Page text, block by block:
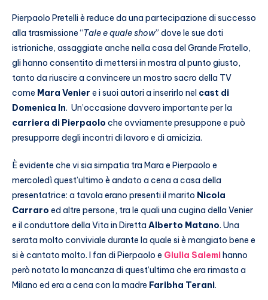
Pierpaolo Pretelli è reduce da una partecipazione di successo
alla trasmissione “Tale e quale show” dove le sue doti
istrioniche, assaggiate anche nella casa del Grande Fratello,
gli hanno consentito di mettersi in mostra al punto giusto,
tanto da riuscire a convincere un mostro sacro della TV
come Mara Venier e i suoi autori a inserirlo nel cast di
Domenica In. Un’occasione davvero importante per la
carriera di Pierpaolo che ovviamente presuppone e può
presupporre degli incontri di lavoro e di amicizia.
È evidente che vi sia simpatia tra Mara e Pierpaolo e
mercoledì quest’ultimo è andato a cena a casa della
presentatrice: a tavola erano presenti il marito Nicola
Carraro ed altre persone, tra le quali una cugina della Venier
e il conduttore della Vita in Diretta Alberto Matano. Una
serata molto conviviale durante la quale si è mangiato bene e
si è cantato molto. I fan di Pierpaolo e Giulia Salemihanno
però notato la mancanza di quest’ultima che era rimasta a
Milano ed era a cena con la madre Faribha Terani.